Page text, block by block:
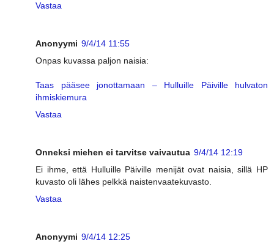
Vastaa
Anonyymi 9/4/14 11:55
Onpas kuvassa paljon naisia:
Taas pääsee jonottamaan – Hulluille Päiville hulvaton
ihmiskiemura
Vastaa
Onneksi miehen ei tarvitse vaivautua 9/4/14 12:19
Ei ihme, että Hulluille Päiville menijät ovat naisia, sillä HP
kuvasto oli lähes pelkkä naistenvaatekuvasto.
Vastaa
Anonyymi 9/4/14 12:25